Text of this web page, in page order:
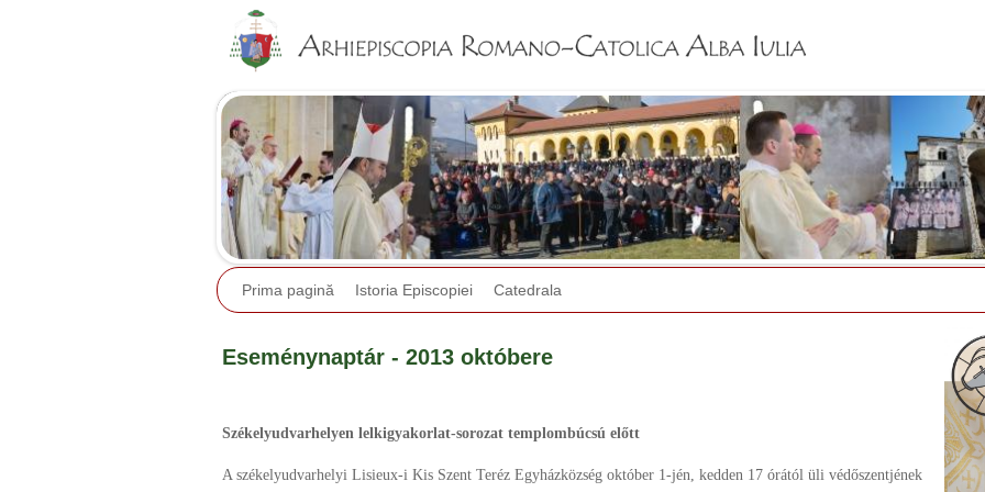
Prima pagină Istoria Episcopiei Catedrala
Eseménynaptár - 2013 októbere
Székelyudvarhelyen lelkigyakorlat-sorozat templombúcsú előtt
A székelyudvarhelyi Lisieux-i Kis Szent Teréz Egyházközség október 1-jén, kedden 17 órától üli védőszentjének